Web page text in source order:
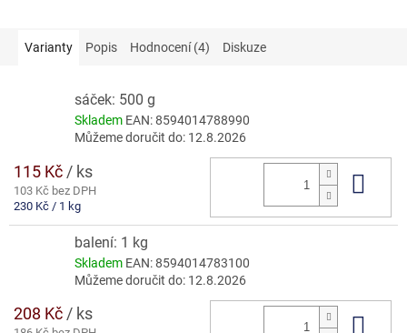
Varianty Popis Hodnocení (4) Diskuze
sáček: 500 g
Skladem EAN:8594014788990
Můžeme doručit do: 12.8.2026
115 Kč / ks
103 Kč bez DPH
Měrná
230 Kč / 1 kg
balení: 1 kg
Skladem EAN:8594014783100
Můžeme doručit do: 12.8.2026
208 Kč/ ks